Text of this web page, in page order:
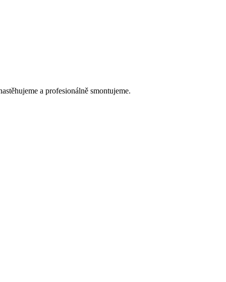
a profesionálně smontujeme.